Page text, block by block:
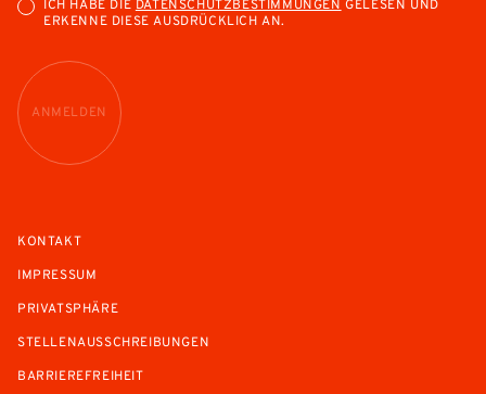
ICH HABE DIEDATENSCHUTZBESTIMMUNGENGELESEN UND
ERKENNE DIESE AUSDRÜCKLICH AN.
ANMELDEN
KONTAKT
IMPRESSUM
PRIVATSPHÄRE
STELLENAUSSCHREIBUNGEN
BARRIEREFREIHEIT